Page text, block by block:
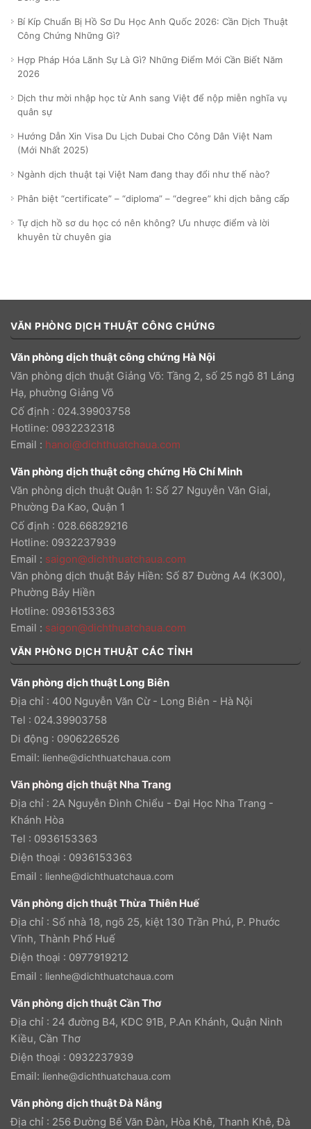
Bí Kíp Chuẩn Bị Hồ Sơ Du Học Anh Quốc 2026: Cần Dịch Thuật
Công Chứng Những Gì?
Hợp Pháp Hóa Lãnh Sự Là Gì? Những Điểm Mới Cần Biết Năm
2026
Dịch thư mời nhập học từ Anh sang Việt để nộp miễn nghĩa vụ
quân sự
Hướng Dẫn Xin Visa Du Lịch Dubai Cho Công Dân Việt Nam
(Mới Nhất 2025)
Ngành dịch thuật tại Việt Nam đang thay đổi như thế nào?
Phân biệt “certificate” – “diploma” – “degree” khi dịch bằng cấp
Tự dịch hồ sơ du học có nên không? Ưu nhược điểm và lời
khuyên từ chuyên gia
VĂN PHÒNG DỊCH THUẬT CÔNG CHỨNG
Văn phòng dịch thuật công chứng Hà Nội
Văn phòng dịch thuật Giảng Võ: Tầng 2, số 25 ngõ 81 Láng
Hạ, phường Giảng Võ
Cố định : 024.39903758
Hotline: 0932232318
Email : hanoi@dichthuatchaua.com
Văn phòng dịch thuật công chứng Hồ Chí Minh
Văn phòng dịch thuật Quận 1: Số 27 Nguyễn Văn Giai,
Phường Đa Kao, Quận 1
Cố định : 028.66829216
Hotline: 0932237939
Email : saigon@dichthuatchaua.com
Văn phòng dịch thuật Bảy Hiền: Số 87 Đường A4 (K300),
Phường Bảy Hiền
Hotline: 0936153363
Email : saigon@dichthuatchaua.com
VĂN PHÒNG DỊCH THUẬT CÁC TỈNH
Văn phòng dịch thuật Long Biên
Địa chỉ : 400 Nguyễn Văn Cừ - Long Biên - Hà Nội
Tel : 024.39903758
Di động : 0906226526
Email: lienhe@dichthuatchaua.com
Văn phòng dịch thuật Nha Trang
Địa chỉ : 2A Nguyễn Đình Chiểu - Đại Học Nha Trang -
Khánh Hòa
Tel : 0936153363
Điện thoại : 0936153363
Email : lienhe@dichthuatchaua.com
Văn phòng dịch thuật Thừa Thiên Huế
Địa chỉ : Số nhà 18, ngõ 25, kiệt 130 Trần Phú, P. Phước
Vĩnh, Thành Phố Huế
Điện thoại : 0977919212
Email : lienhe@dichthuatchaua.com
Văn phòng dịch thuật Cần Thơ
Địa chỉ : 24 đường B4, KDC 91B, P.An Khánh, Quận Ninh
Kiều, Cần Thơ
Điện thoại : 0932237939
Email: lienhe@dichthuatchaua.com
Văn phòng dịch thuật Đà Nẵng
Địa chỉ : 256 Đường Bế Văn Đàn, Hòa Khê, Thanh Khê, Đà